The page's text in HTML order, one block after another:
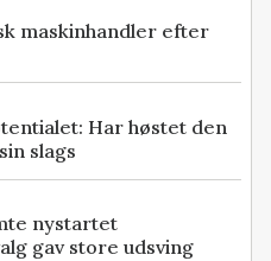
maskinhandler efter
Har høstet den
slags
nystartet
gav store udsving